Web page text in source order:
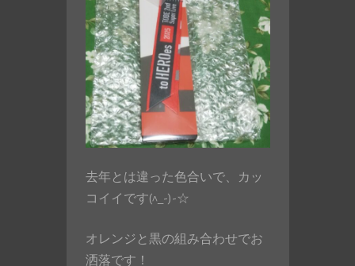
去年とは違った色合いで、カッ
コイイです(^_-)-☆
オレンジと黒の組み合わせでお
洒落です！